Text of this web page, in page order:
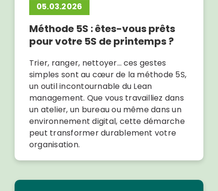
05.03.2026
Méthode 5S : êtes-vous prêts
pour votre 5S de printemps ?
Trier, ranger, nettoyer… ces gestes
simples sont au cœur de la méthode 5S,
un outil incontournable du Lean
management. Que vous travailliez dans
un atelier, un bureau ou même dans un
environnement digital, cette démarche
peut transformer durablement votre
organisation.